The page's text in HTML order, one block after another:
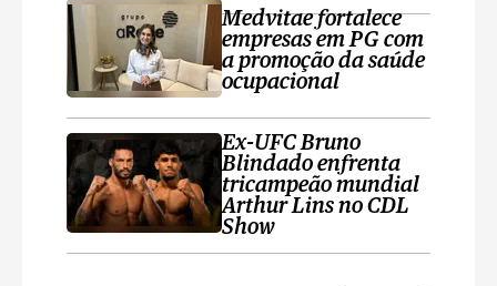
Medvitae fortalece
empresas em PG com
a promoção da saúde
ocupacional
Ex-UFC Bruno
Blindado enfrenta
tricampeão mundial
Arthur Lins no CDL
Show